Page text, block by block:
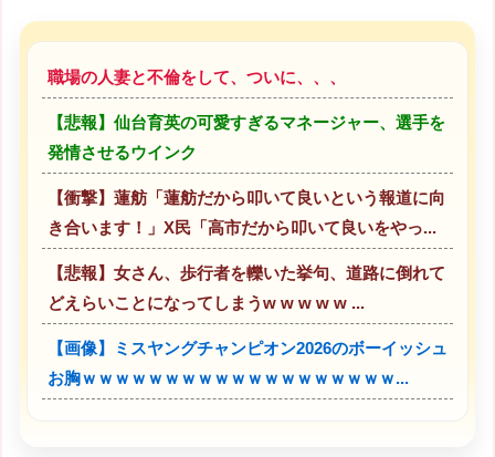
職場の人妻と不倫をして、ついに、、、
【悲報】仙台育英の可愛すぎるマネージャー、選手を
発情させるウインク
【衝撃】蓮舫「蓮舫だから叩いて良いという報道に向
き合います！」X民「高市だから叩いて良いをやっ...
【悲報】女さん、歩行者を轢いた挙句、道路に倒れて
どえらいことになってしまうw w w w w ...
【画像】ミスヤングチャンピオン2026のボーイッシュ
お胸ｗｗｗｗｗｗｗｗｗｗｗｗｗｗｗｗｗｗｗ...